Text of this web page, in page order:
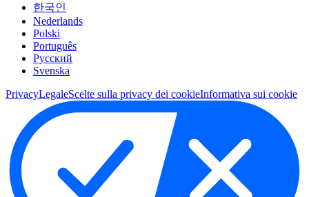
한국인
Nederlands
Polski
Português
Pусский
Svenska
PrivacyLegaleScelte sulla privacy dei cookieInformativa sui cookie